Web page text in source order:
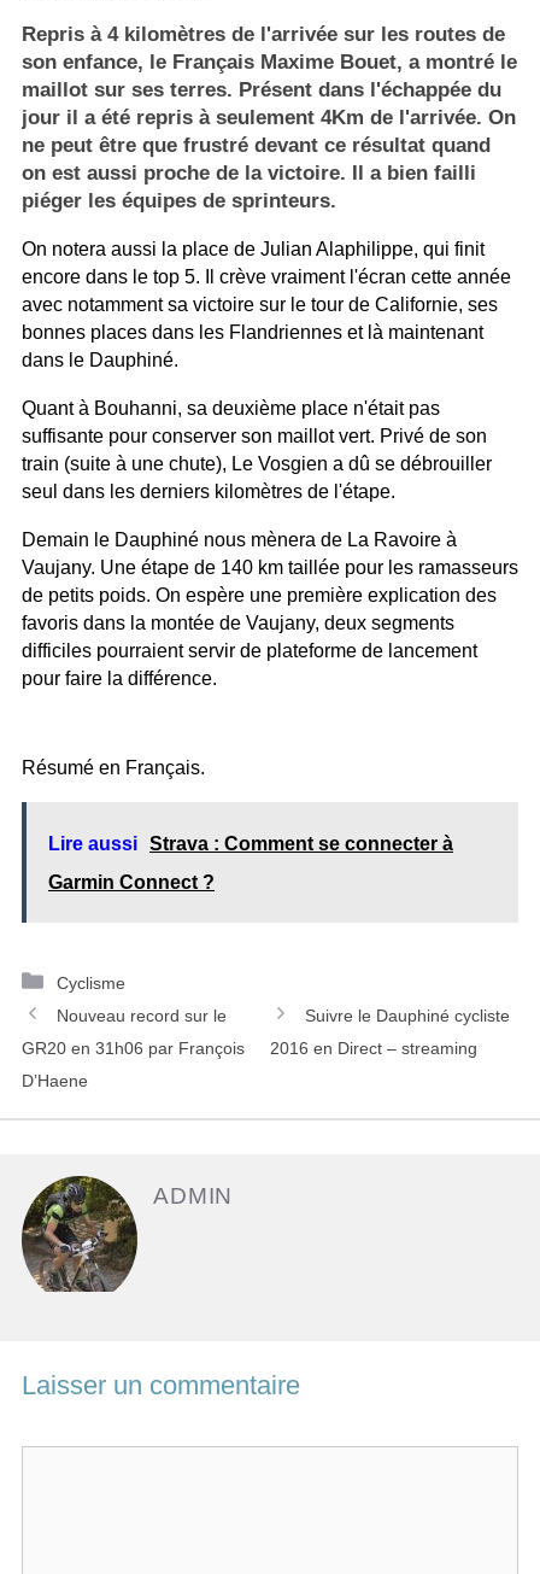
Repris à 4 kilomètres de l'arrivée sur les routes de
son enfance, le Français Maxime Bouet, a montré le
maillot sur ses terres. Présent dans l'échappée du
jour il a été repris à seulement 4Km de l'arrivée. On
ne peut être que frustré devant ce résultat quand
on est aussi proche de la victoire. Il a bien failli
piéger les équipes de sprinteurs.
On notera aussi la place de Julian Alaphilippe, qui finit
encore dans le top 5. Il crève vraiment l'écran cette année
avec notamment sa victoire sur le tour de Californie, ses
bonnes places dans les Flandriennes et là maintenant
dans le Dauphiné.
Quant à Bouhanni, sa deuxième place n'était pas
suffisante pour conserver son maillot vert. Privé de son
train (suite à une chute), Le Vosgien a dû se débrouiller
seul dans les derniers kilomètres de l'étape.
Demain le Dauphiné nous mènera de La Ravoire à
Vaujany. Une étape de 140 km taillée pour les ramasseurs
de petits poids. On espère une première explication des
favoris dans la montée de Vaujany, deux segments
difficiles pourraient servir de plateforme de lancement
pour faire la différence.
Résumé en Français.
Lire aussi Strava : Comment se connecter à
Garmin Connect ?
C
a
t
é
g
r
i
e
s
Cyclisme
N
a
v
i
t
i
o
e
Nouveau record sur le
GR20 en 31h06 par François
D’Haene
Suivre le Dauphiné cycliste
2016 en Direct – streaming
ADMIN
Laisser un commentaire